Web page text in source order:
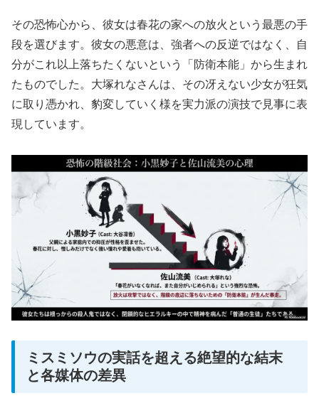
その恐怖心から、彼女は春花の家への放火という最悪の手
段を選びます。彼女の悪意は、強者への反逆ではなく、自
分がこれ以上落ちたくないという「防衛本能」から生まれ
たものでした。大塚れなさんは、その冴えない少女が狂気
に取り憑かれ、豹変していく様を実力派の演技で見事に表
現しています。
ミスミソウの実話を超える絶望的な結末
と各媒体の差異